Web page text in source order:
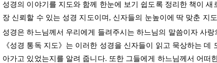
성경의 이야기를 지도와 함께 한눈에 보기 쉽도록 정리한 책이
장 신뢰할 수 있는 성경 지도이며, 신자들의 눈높이에 딱 맞춘 지
성경은 하느님께서 우리에게 들려주시는 하느님의 말씀이자 사
《성경 통독 지도》는 이러한 성경을 신자들이 읽고 묵상하는
아가고 있었는지를 알려 줍니다. 또한 그들에게 하느님께서 어